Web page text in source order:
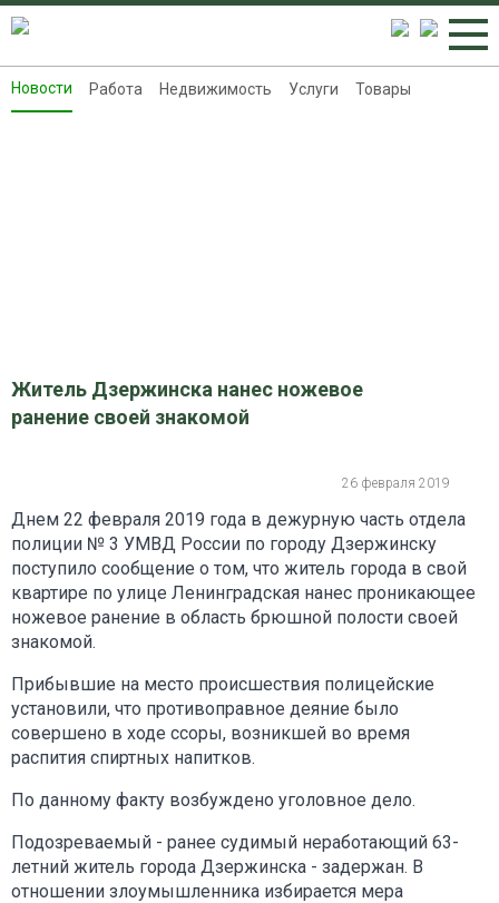
Новости
Новости Работа Недвижимость Услуги Товары
Житель Дзержинска нанес ножевое
ранение своей знакомой
26 февраля 2019
Днем 22 февраля 2019 года в дежурную часть отдела
полиции № 3 УМВД России по городу Дзержинску
поступило сообщение о том, что житель города в свой
квартире по улице Ленинградская нанес проникающее
ножевое ранение в область брюшной полости своей
знакомой.
Прибывшие на место происшествия полицейские
установили, что противоправное деяние было
совершено в ходе ссоры, возникшей во время
распития спиртных напитков.
По данному факту возбуждено уголовное дело.
Подозреваемый - ранее судимый неработающий 63-
летний житель города Дзержинска - задержан. В
отношении злоумышленника избирается мера